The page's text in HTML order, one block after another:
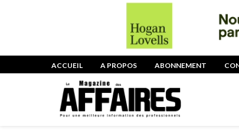
ACCUEIL A PROPOS ABONNEMENT